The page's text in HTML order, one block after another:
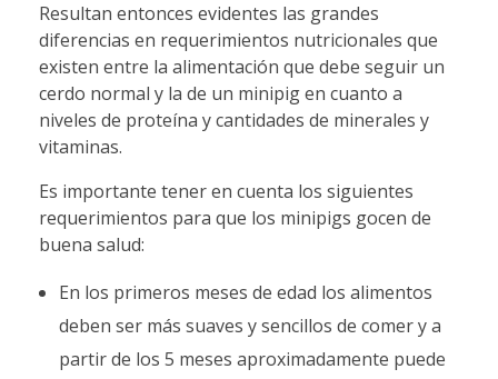
Resultan entonces evidentes las grandes
diferencias en requerimientos nutricionales que
existen entre la alimentación que debe seguir un
cerdo normal y la de un minipig en cuanto a
niveles de proteína y cantidades de minerales y
vitaminas.
Es importante tener en cuenta los siguientes
requerimientos para que los minipigs gocen de
buena salud:
En los primeros meses de edad los alimentos
deben ser más suaves y sencillos de comer y a
partir de los 5 meses aproximadamente puede